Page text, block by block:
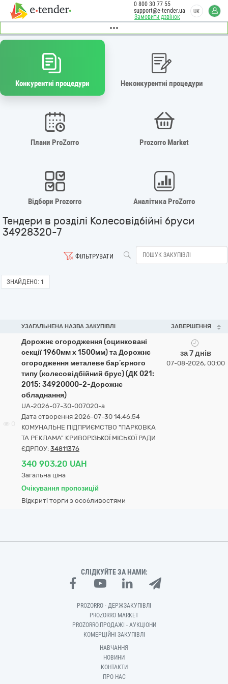
Замовити дзвінок
0 800 30 77 55
support@e-tender.ua
UK
Конкурентні процедури Неконкурентні процедури
Плани ProZorro Prozorro Market
Відбори Prozorro Аналітика ProZorro
Тендери в розділі Колесовідбійні бруси
34928320-7
ФІЛЬТРУВАТИ
ЗНАЙДЕНО: 1
УЗАГАЛЬНЕНА НАЗВА ЗАКУПІВЛІ ЗАВЕРШЕННЯ
Дорожнє огородження (оцинковані
секції 1960мм х 1500мм) та Дорожнє
огородження металеве бар’єрного
типу (колесовідбійний брус) (ДК 021:
2015: 34920000-2-Дорожнє
обладнання)
UA-2026-07-30-007020-a
Дата створення 2026-07-30 14:46:54
КОМУНАЛЬНЕ ПІДПРИЄМСТВО "ПАРКОВКА
ТА РЕКЛАМА" КРИВОРІЗЬКОЇ МІСЬКОЇ РАДИ
ЄДРПОУ: 34811376
340 903,20 UAH
Загальна ціна
Очікування пропозицій
Відкриті торги з особливостями
за 7 днів
07-08-2026, 00:00
СЛІДКУЙТЕ ЗА НАМИ:
PROZORRO - ДЕРЖЗАКУПІВЛІ
PROZORRO MARKET
PROZORRO.ПРОДАЖІ - АУКЦІОНИ
КОМЕРЦІЙНІ ЗАКУПІВЛІ
НАВЧАННЯ
НОВИНИ
КОНТАКТИ
ПРО НАС